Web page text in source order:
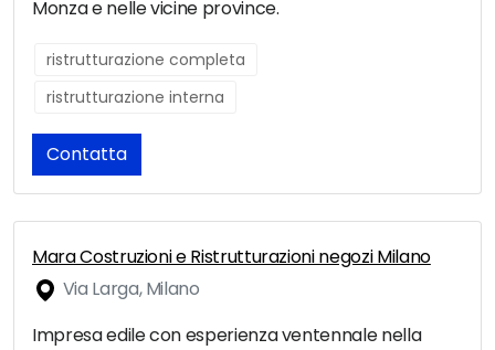
Monza e nelle vicine province.
ristrutturazione completa
ristrutturazione interna
Contatta
Mara Costruzioni e Ristrutturazioni negozi Milano
Via Larga, Milano
Impresa edile con esperienza ventennale nella